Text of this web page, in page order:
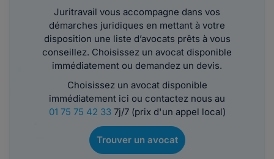
Juritravail vous accompagne dans vos
démarches juridiques en mettant à votre
disposition une liste d’avocats prêts à vous
conseillez. Choisissez un avocat disponible
immédiatement ou demandez un devis.
Choisissez un avocat disponible
immédiatement ici ou contactez nous au
01 75 75 42 337j/7 (prix d'un appel local)
Trouver un avocat